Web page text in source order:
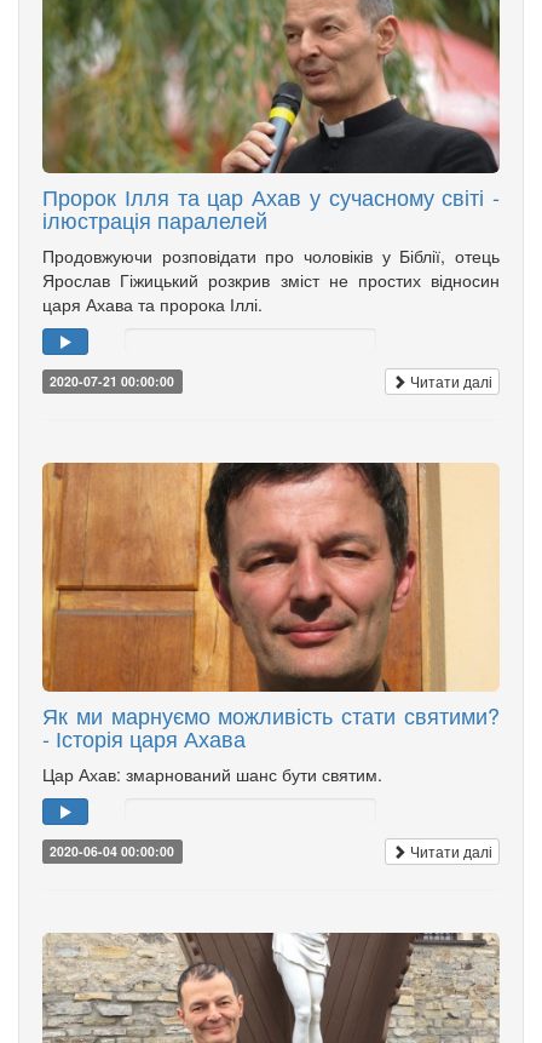
Пророк Ілля та цар Ахав у сучасному світі -
ілюстрація паралелей
Продовжуючи розповідати про чоловіків у Біблії, отець
Ярослав Гіжицький розкрив зміст не простих відносин
царя Ахава та пророка Іллі.
2020-07-21 00:00:00 Читати далі
Як ми марнуємо можливість стати святими?
- Історія царя Ахава
Цар Ахав: змарнований шанс бути святим.
2020-06-04 00:00:00 Читати далі